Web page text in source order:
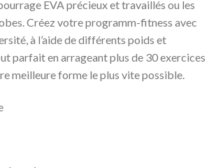
EVA précieux et travaillés ou les
Créez votre programm-fitness avec
à l’aide de différents poids et
parfait en arrageant plus de 30 exercices
meilleure forme le plus vite possible.